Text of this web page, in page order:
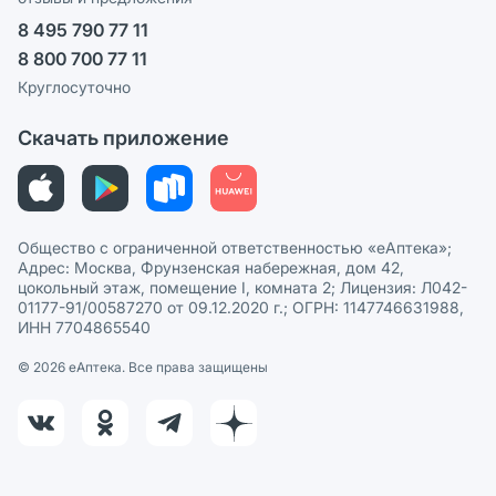
Ваши товары на ЕАПТЕКЕ
СМИ о нас
Пользовательское соглашение
Политика рекомендаций
Политика в отношении обработки персональных данных
8 495 790 77 11
8 800 700 77 11
Круглосуточно
Скачать приложение
Общество с ограниченной ответственностью «еАптека»;
Адрес: Москва, Фрунзенская набережная, дом 42,
цокольный этаж, помещение I, комната 2; Лицензия: Л042-
01177-91/00587270 от 09.12.2020 г.; ОГРН: 1147746631988,
ИНН 7704865540
© 2026 eАптека. Все права защищены